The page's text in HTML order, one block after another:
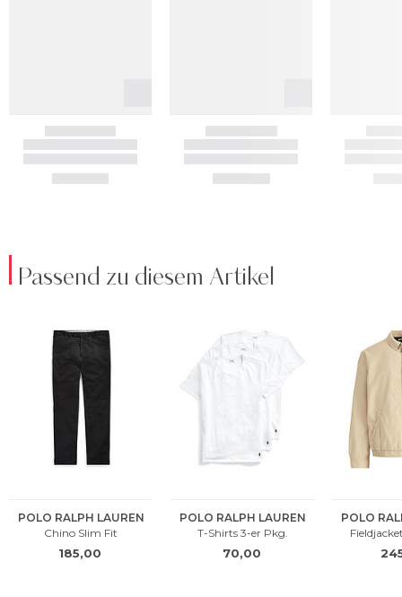
Passend zu diesem Artikel